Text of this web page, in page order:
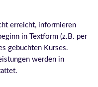
erreicht, informieren
in Textform (z.B. per
gebuchten Kurses.
werden in